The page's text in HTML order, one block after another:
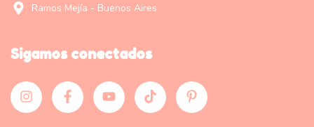
Ramos Mejía - Buenos Aires
Sigamos conectados